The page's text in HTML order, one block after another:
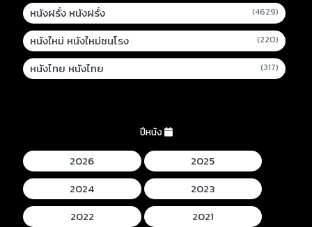
หนังฝรั่ง หนังฝรั่ง (4629)
หนังใหม่ หนังใหม่ชนโรง (220)
หนังไทย หนังไทย (317)
ปีหนัง
2026
2025
2024
2023
2022
2021